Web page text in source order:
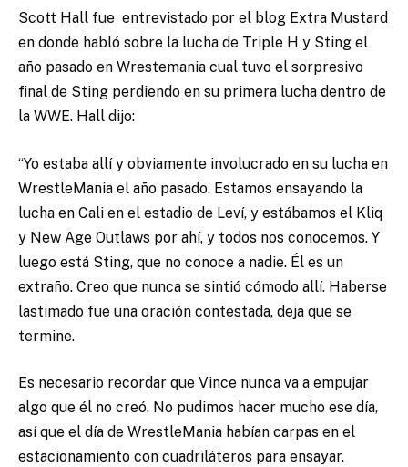
Scott Hall fue entrevistado por el blog Extra Mustard
en donde habló sobre la lucha de Triple H y Sting el
año pasado en Wrestemania cual tuvo el sorpresivo
final de Sting perdiendo en su primera lucha dentro de
la WWE. Hall dijo:
“Yo estaba allí y obviamente involucrado en su lucha en
WrestleMania el año pasado. Estamos ensayando la
lucha en Cali en el estadio de Leví, y estábamos el Kliq
y New Age Outlaws por ahí, y todos nos conocemos. Y
luego está Sting, que no conoce a nadie. Él es un
extraño. Creo que nunca se sintió cómodo allí. Haberse
lastimado fue una oración contestada, deja que se
termine.
Es necesario recordar que Vince nunca va a empujar
algo que él no creó. No pudimos hacer mucho ese día,
así que el día de WrestleMania habían carpas en el
estacionamiento con cuadriláteros para ensayar.